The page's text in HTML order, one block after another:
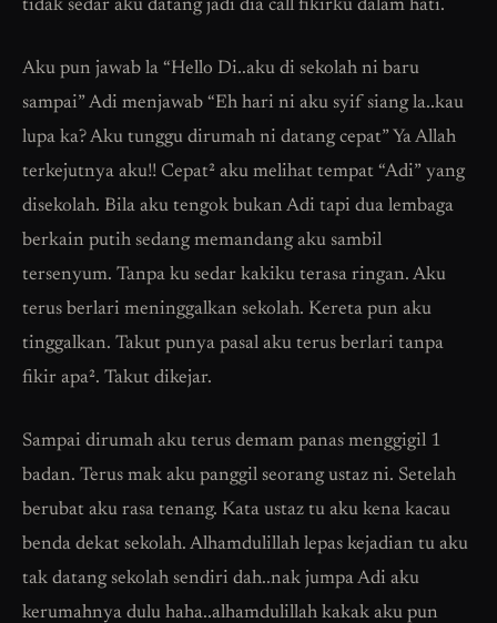
tidak sedar aku datang jadi dia call fikirku dalam hati.
Aku pun jawab la “Hello Di..aku di sekolah ni baru
sampai” Adi menjawab “Eh hari ni aku syif siang la..kau
lupa ka? Aku tunggu dirumah ni datang cepat” Ya Allah
terkejutnya aku!! Cepat² aku melihat tempat “Adi” yang
disekolah. Bila aku tengok bukan Adi tapi dua lembaga
berkain putih sedang memandang aku sambil
tersenyum. Tanpa ku sedar kakiku terasa ringan. Aku
terus berlari meninggalkan sekolah. Kereta pun aku
tinggalkan. Takut punya pasal aku terus berlari tanpa
fikir apa². Takut dikejar.
Sampai dirumah aku terus demam panas menggigil 1
badan. Terus mak aku panggil seorang ustaz ni. Setelah
berubat aku rasa tenang. Kata ustaz tu aku kena kacau
benda dekat sekolah. Alhamdulillah lepas kejadian tu aku
tak datang sekolah sendiri dah..nak jumpa Adi aku
kerumahnya dulu haha..alhamdulillah kakak aku pun